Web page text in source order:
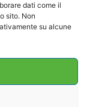
dati come il
sito. Non
su alcune
POLICY (UE)
POLICY